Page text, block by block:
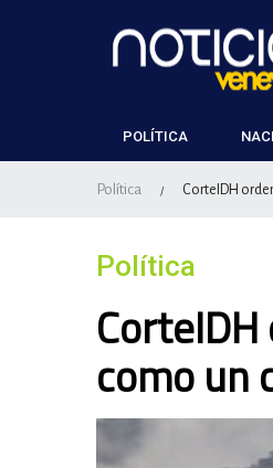
POLÍTICA
Política / CorteIDH
Política
como un